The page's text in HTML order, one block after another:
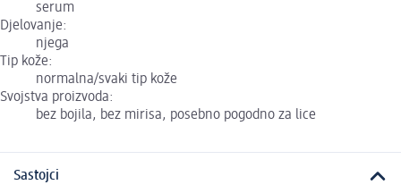
serum
Djelovanje:
njega
Tip kože:
normalna/svaki tip kože
Svojstva proizvoda:
bez bojila, bez mirisa, posebno pogodno za lice
Sastojci